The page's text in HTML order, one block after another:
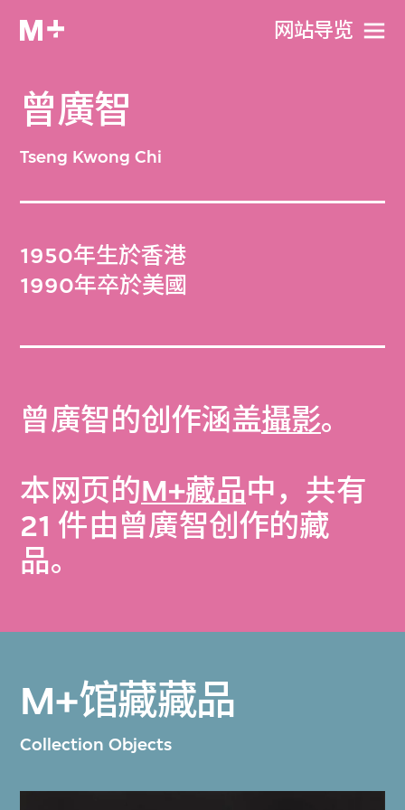
网站导览
曾廣智
Tseng Kwong Chi
1950年生於香港
1990年卒於美國
曾廣智的创作涵盖攝影。
本网页的M+藏品中，共有
21 件由曾廣智创作的藏
品。
M+馆藏藏品
Collection Objects